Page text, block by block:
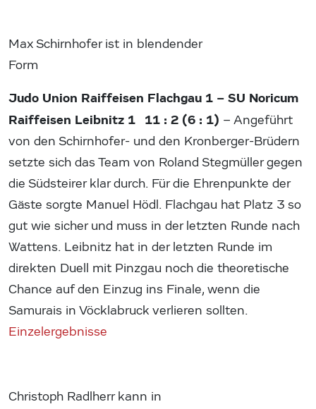
Max Schirnhofer ist in blendender
Form
Judo Union Raiffeisen Flachgau 1 – SU Noricum
Raiffeisen Leibnitz 1 11 : 2 (6 : 1) – Angeführt
von den Schirnhofer- und den Kronberger-Brüdern
setzte sich das Team von Roland Stegmüller gegen
die Südsteirer klar durch. Für die Ehrenpunkte der
Gäste sorgte Manuel Hödl. Flachgau hat Platz 3 so
gut wie sicher und muss in der letzten Runde nach
Wattens. Leibnitz hat in der letzten Runde im
direkten Duell mit Pinzgau noch die theoretische
Chance auf den Einzug ins Finale, wenn die
Samurais in Vöcklabruck verlieren sollten.
Einzelergebnisse
Christoph Radlherr kann in